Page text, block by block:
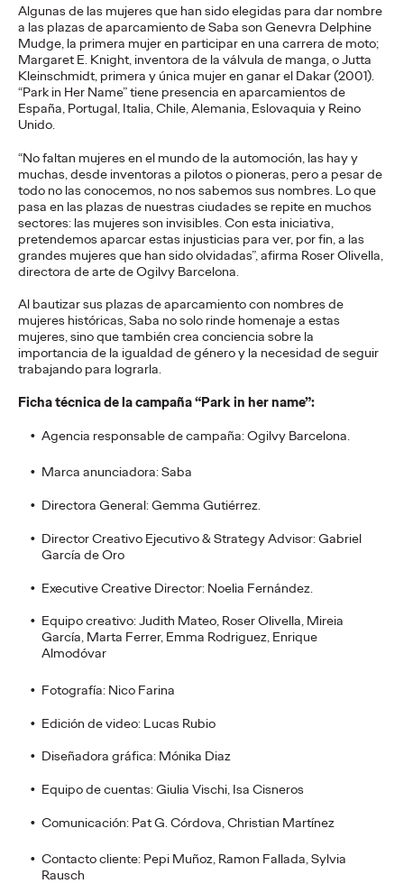
Algunas de las mujeres que han sido elegidas para dar nombre
a las plazas de aparcamiento de Saba son Genevra Delphine
Mudge, la primera mujer en participar en una carrera de moto;
Margaret E. Knight, inventora de la válvula de manga, o Jutta
Kleinschmidt, primera y única mujer en ganar el Dakar (2001).
“Park in Her Name” tiene presencia en aparcamientos de
España, Portugal, Italia, Chile, Alemania, Eslovaquia y Reino
Unido.
“No faltan mujeres en el mundo de la automoción, las hay y
muchas, desde inventoras a pilotos o pioneras, pero a pesar de
todo no las conocemos, no nos sabemos sus nombres. Lo que
pasa en las plazas de nuestras ciudades se repite en muchos
sectores: las mujeres son invisibles. Con esta iniciativa,
pretendemos aparcar estas injusticias para ver, por fin, a las
grandes mujeres que han sido olvidadas”, afirma Roser Olivella,
directora de arte de Ogilvy Barcelona.
Al bautizar sus plazas de aparcamiento con nombres de
mujeres históricas, Saba no solo rinde homenaje a estas
mujeres, sino que también crea conciencia sobre la
importancia de la igualdad de género y la necesidad de seguir
trabajando para lograrla.
Ficha técnica de la campaña “Park in her name”:
Agencia responsable de campaña: Ogilvy Barcelona.
Marca anunciadora: Saba
Directora General: Gemma Gutiérrez.
Director Creativo Ejecutivo & Strategy Advisor: Gabriel
García de Oro
Executive Creative Director: Noelia Fernández.
Equipo creativo: Judith Mateo, Roser Olivella, Mireia
García, Marta Ferrer, Emma Rodriguez, Enrique
Almodóvar
Fotografía: Nico Farina
Edición de video: Lucas Rubio
Diseñadora gráfica: Mónika Diaz
Equipo de cuentas: Giulia Vischi, Isa Cisneros
Comunicación: Pat G. Córdova, Christian Martínez
Contacto cliente: Pepi Muñoz, Ramon Fallada, Sylvia
Rausch
Diego Canhisares se
incorpora a Ogilvy
Spain como Associate
Creative Director
Christian Martínez 21/07/2026
Canhisares se incorpora al equipo creativo de la compañía
para formar dupla con Leonardo Marçal, que promociona a
Associate Creative Director.
More→
PRESS
Volkswagen crea la
primera furgo de gira
adaptada para
personas con
movilidad reducida de
la historia
Christian Martínez 16/07/2026
La marca adapta un Volkswagen Caravelle para que El Langui
y su banda puedan desplazarse a sus conciertos sin barreras
de accesibilidad.
Ogilvy Spain nombra a
María Herranz como
Managing Director
para impulsar su